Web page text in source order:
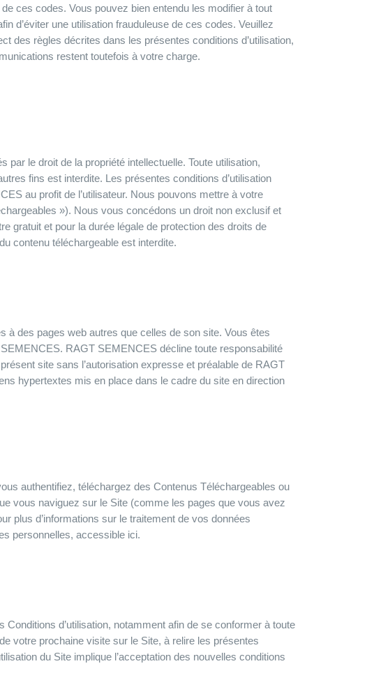
ces codes. Vous pouvez bien entendu les modifier à tout
d’éviter une utilisation frauduleuse de ces codes. Veuillez
des règles décrites dans les présentes conditions d’utilisation,
restent toutefois à votre charge.
le droit de la propriété intellectuelle. Toute utilisation,
fins est interdite. Les présentes conditions d’utilisation
au profit de l’utilisateur. Nous pouvons mettre à votre
»). Nous vous concédons un droit non exclusif et
gratuit et pour la durée légale de protection des droits de
contenu téléchargeable est interdite.
des pages web autres que celles de son site. Vous êtes
RAGT SEMENCES décline toute responsabilité
site sans l’autorisation expresse et préalable de RAGT
hypertextes mis en place dans le cadre du site en direction
authentifiez, téléchargez des Contenus Téléchargeables ou
vous naviguez sur le Site (comme les pages que vous avez
plus d’informations sur le traitement de vos données
personnelles, accessible ici.
d’utilisation, notamment afin de se conformer à toute
votre prochaine visite sur le Site, à relire les présentes
du Site implique l’acceptation des nouvelles conditions